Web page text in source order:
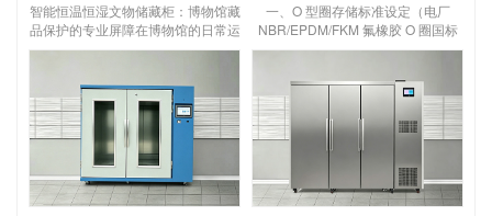
智能恒温恒湿文物储藏柜：博物馆藏
品保护的专业屏障在博物馆的日常运
营中，文物的长期保存始终是核心课
等环境因素，会对纸质、木质、纺织
品、金属类文物造成不可逆的损害，
而智能恒温恒湿文物储藏柜，正是为
解决这一难题而生的专业设备，为博
物馆藏品构建起全天候、高精度的保
护屏障。一、核心功能：为文物打造
“稳定生态舱”博物馆文物的保存，对
一、O 型圈存储标准设定（电厂
NBR/EPDM/FKM 氟橡胶 O 圈国标
要求）设定温湿度：温度 18～
优选 20℃，控温精度 ±1℃，区间 5
～25℃，＞30℃橡胶加速老化变
硬、永久变形；＜5℃低温脆裂失
弹 湿度：45～55% RH，控湿 ±3%
橡胶吸水胀大；湿＜40% 密封圈干
裂O 型圈存放管理规范（